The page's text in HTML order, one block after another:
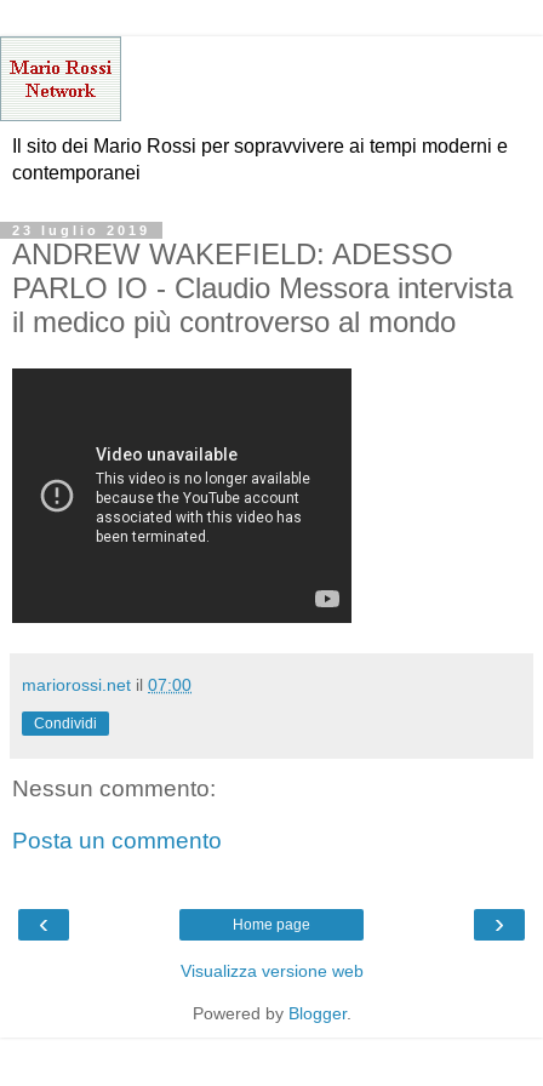
Il sito dei Mario Rossi per sopravvivere ai tempi moderni e
contemporanei
23 luglio 2019
ANDREW WAKEFIELD: ADESSO
PARLO IO - Claudio Messora intervista
il medico più controverso al mondo
mariorossi.net il 07:00
Condividi
Nessun commento:
Posta un commento
‹ ›
Home page
Visualizza versione web
Powered by Blogger.